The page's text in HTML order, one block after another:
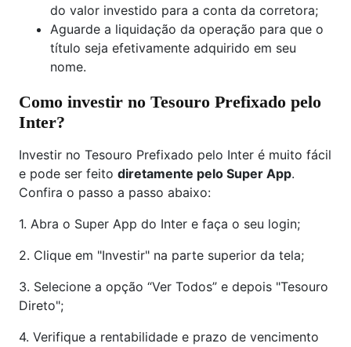
do valor investido para a conta da corretora;
Aguarde a liquidação da operação para que o
título seja efetivamente adquirido em seu
nome.
Como investir no Tesouro Prefixado pelo
Inter?
Investir no Tesouro Prefixado pelo Inter é muito fácil
e pode ser feito diretamente pelo Super App.
Confira o passo a passo abaixo:
1. Abra o Super App do Inter e faça o seu login;
2. Clique em "Investir" na parte superior da tela;
3. Selecione a opção “Ver Todos” e depois "Tesouro
Direto";
4. Verifique a rentabilidade e prazo de vencimento